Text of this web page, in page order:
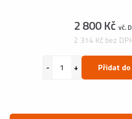
2 800 Kč vč.
2 314 Kč bez
Přidat